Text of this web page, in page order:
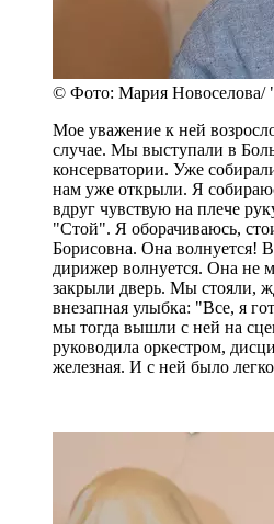
© Фото: Мария Новоселова/
Мое уважение к ней
случае. Мы выступали в
консерватории. Уже
нам уже открыли. Я
вдруг чувствую на плече
"Стой". Я оборачиваюсь,
Борисовна. Она волнуется!
дирижер волнуется. Она не
закрыли дверь. Мы стояли,
внезапная улыбка: "Все, я
мы тогда вышли с ней на
руководила оркестром,
железная. И с ней было легко